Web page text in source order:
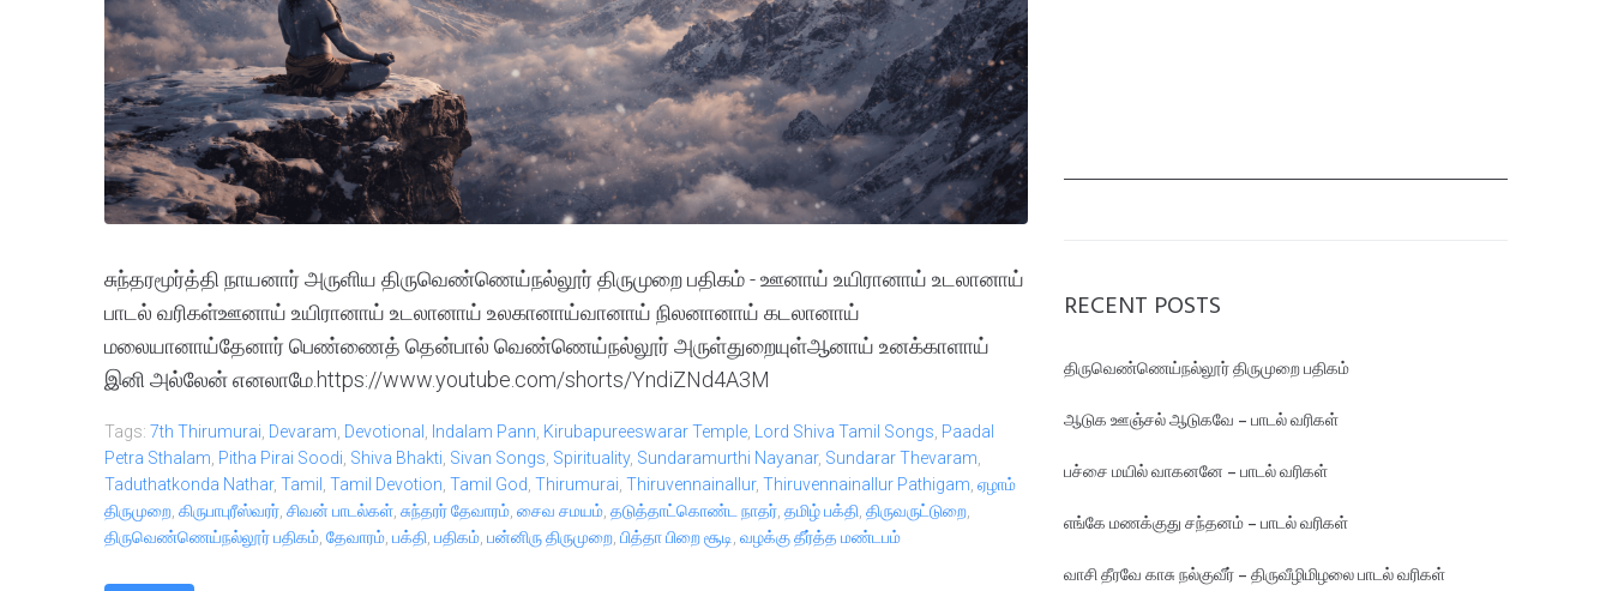
சுந்தரமூர்த்தி நாயனார் அருளிய திருவெண்ணெய்நல்லூர் திருமுறை பதிகம் - ஊனாய் உயிரானாய் உடலானாய்
பாடல் வரிகள்ஊனாய் உயிரானாய் உடலானாய் உலகானாய்வானாய் நிலனானாய் கடலானாய்
மலையானாய்தேனார் பெண்ணைத் தென்பால் வெண்ணெய்நல்லூர் அருள்துறையுள்ஆனாய் உனக்காளாய்
இனி அல்லேன் எனலாமே.https://www.youtube.com/shorts/YndiZNd4A3M
Tags: 7th Thirumurai Devaram Devotional Indalam Pann Kirubapureeswarar Temple Lord Shiva Tamil Songs Paadal
Petra Sthalam Pitha Pirai Soodi Shiva Bhakti Sivan Songs Spirituality, Sundaramurthi Nayanar, Sundarar Thevaram
Taduthatkonda Nathar, Tamil Tamil Devotion Tamil God Thirumurai Thiruvennainallur, Thiruvennainallur Pathigam ஏழாம்
திருமுறை கிருபாபுரீஸ்வரர் சிவன் பாடல்கள் சுந்தரர் தேவாரம் சைவ சமயம் தடுத்தாட்கொண்ட நாதர் தமிழ் பக்தி திருவருட்டுறை
திருவெண்ணெய்நல்லூர் பதிகம் தேவாரம் பக்தி பதிகம் பன்னிரு திருமுறை பித்தா பிறை சூடி வழக்கு தீர்த்த மண்டபம்
RECENT POSTS
திருவெண்ணெய்நல்லூர் திருமுறை பதிகம்
ஆடுக ஊஞ்சல் ஆடுகவே – பாடல் வரிகள்
பச்சை மயில் வாகனனே – பாடல் வரிகள்
எங்கே மண‌க்குது சந்தனம் – பாடல் வரிகள்
வாசி தீரவே காசு நல்குவீர் – திருவீழிமிழலை பாடல் வரிகள்